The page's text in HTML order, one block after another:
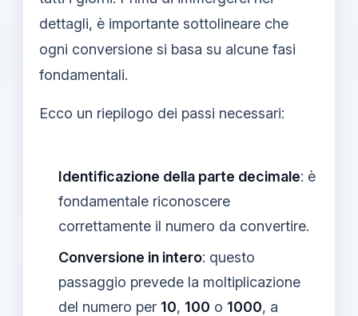
dettagli, è importante sottolineare che
ogni conversione si basa su alcune fasi
fondamentali.
Ecco un riepilogo dei passi necessari:
Identificazione della parte decimale: è
fondamentale riconoscere
correttamente il numero da convertire.
Conversione in intero: questo
passaggio prevede la moltiplicazione
del numero per 10, 100 o 1000, a